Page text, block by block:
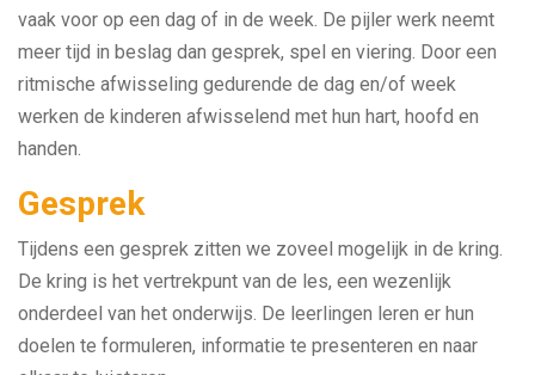
vaak voor op een dag of in de week. De pijler werk neemt
meer tijd in beslag dan gesprek, spel en viering. Door een
ritmische afwisseling gedurende de dag en/of week
werken de kinderen afwisselend met hun hart, hoofd en
handen.
Gesprek
Tijdens een gesprek zitten we zoveel mogelijk in de kring.
De kring is het vertrekpunt van de les, een wezenlijk
onderdeel van het onderwijs. De leerlingen leren er hun
doelen te formuleren, informatie te presenteren en naar